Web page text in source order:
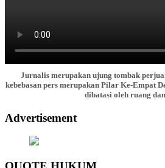
Jurnalis merupakan ujung tombak
kebebasan pers merupakan Pilar Ke-Empat
dibatasi oleh ruang
Advertisement